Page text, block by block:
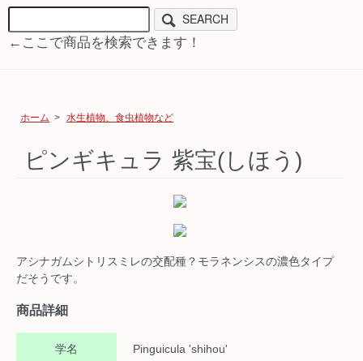
SEARCH
←ここで商品を検索できます！
ホーム > 水生植物、食虫植物など
ピンギキュラ 紫宝(しほう)
アシナガムシトリスミレの交配種？モラネンシスの濃色タイプ
だそうです。
商品詳細
学名 Pinguicula 'shihou'